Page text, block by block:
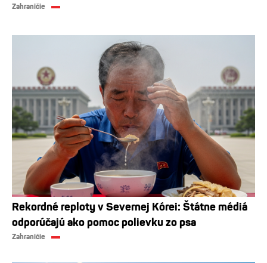
Zahraničie
Rekordné reploty v Severnej Kórei: Štátne médiá
odporúčajú ako pomoc polievku zo psa
Zahraničie